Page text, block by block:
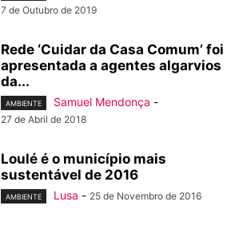
7 de Outubro de 2019
Rede ‘Cuidar da Casa Comum’ foi
apresentada a agentes algarvios
da...
AMBIENTE Samuel Mendonça -
27 de Abril de 2018
Loulé é o município mais
sustentável de 2016
AMBIENTE Lusa - 25 de Novembro de 2016